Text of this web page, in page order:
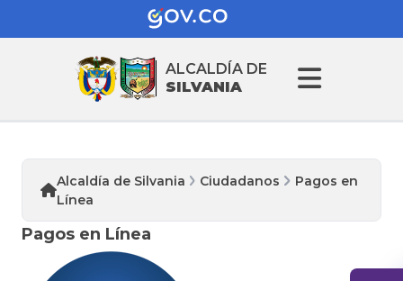
ALCALDÍA DE
SILVANIA
Alcaldía de Silvania Ciudadanos
Pagos en
Línea
Pagos en Línea